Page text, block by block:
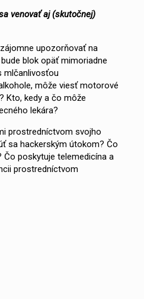
venovať aj (skutočnej)
upozorňovať na
blok opäť mimoriadne
mlčanlivosťou
môže viesť motorové
Kto, kedy a čo môže
lekára?
prostredníctvom svojho
sa hackerským útokom? Čo
Čo poskytuje telemedicína a
prostredníctvom